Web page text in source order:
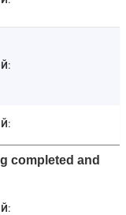
completed and